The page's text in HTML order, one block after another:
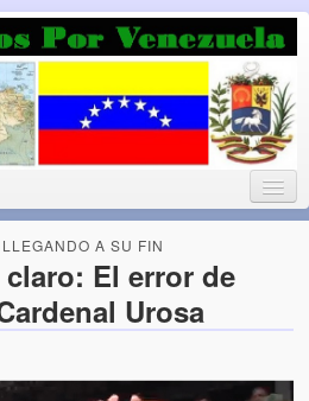
Democracia
peste que le ha caido a esta tierra
A SU FIN
El error de
Urosa